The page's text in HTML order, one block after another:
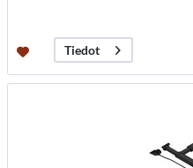
Tiedot